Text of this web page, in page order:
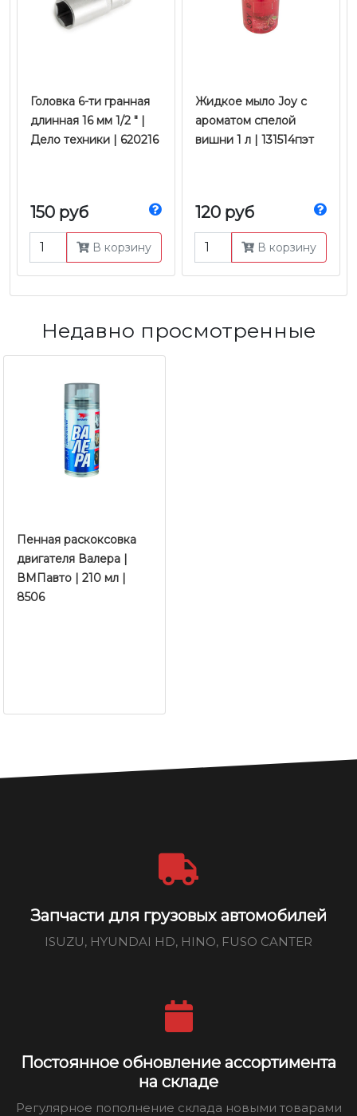
Головка 6-ти гранная
длинная 16 мм 1/2 " |
Дело техники | 620216
150 руб
В корзину
Жидкое мыло Joy c
ароматом спелой
вишни 1 л | 131514пэт
120 руб
В корзину
Недавно просмотренные
Пенная раскоксовка
двигателя Валера |
ВМПавто | 210 мл |
8506
Запчасти для грузовых автомобилей
ISUZU, HYUNDAI HD, HINO, FUSO CANTER
Постоянное обновление ассортимента
на складе
Регулярное пополнение склада новыми товарами